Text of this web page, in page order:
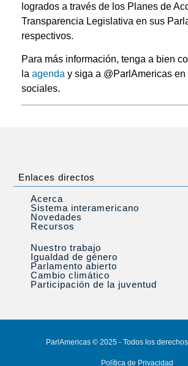
logrados a través de los Planes de
Transparencia Legislativa en sus
respectivos.
Para más información, tenga a bien
la agenda y siga a @ParlAmericas en
sociales.
Enlaces directos
Acerca
Sistema interamericano
Novedades
Recursos
Nuestro trabajo
Igualdad de género
Parlamento abierto
Cambio climático
Participación de la juventud
ParlAmericas © 2025 - Todos los
Política de Privacidad